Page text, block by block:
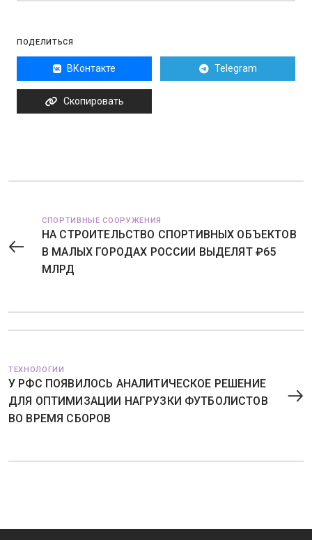
ПОДЕЛИТЬСЯ
ВКонтакте Telegram
Скопировать
СПОРТИВНЫЕ СООРУЖЕНИЯ
НА СТРОИТЕЛЬСТВО СПОРТИВНЫХ ОБЪЕКТОВ
В МАЛЫХ ГОРОДАХ РОССИИ ВЫДЕЛЯТ ₽65
МЛРД
ТЕХНОЛОГИИ
У РФС ПОЯВИЛОСЬ АНАЛИТИЧЕСКОЕ РЕШЕНИЕ
ДЛЯ ОПТИМИЗАЦИИ НАГРУЗКИ ФУТБОЛИСТОВ
ВО ВРЕМЯ СБОРОВ